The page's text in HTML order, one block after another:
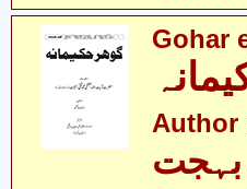
Gohar
Author
بہجت